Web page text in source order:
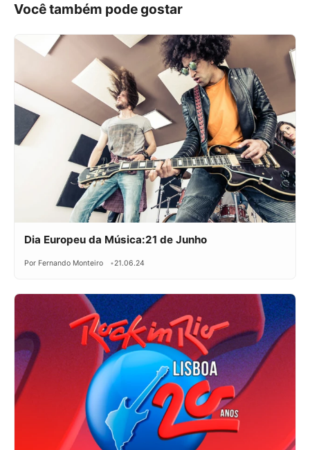
Você também pode gostar
Dia Europeu da Música:21 de Junho
Por Fernando Monteiro 21.06.24